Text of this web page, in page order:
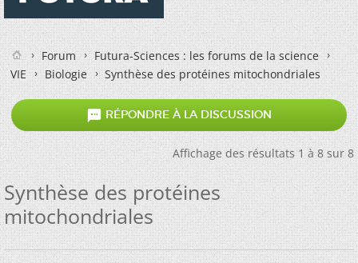
Forum
Futura-Sciences : les forums de la science
VIE
Biologie Synthèse des protéines mitochondriales
 RÉPONDRE À LA DISCUSSION
Affichage des résultats 1 à 8 sur 8
Synthèse des protéines
mitochondriales